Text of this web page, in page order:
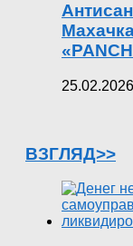
ВЗГЛЯД>>